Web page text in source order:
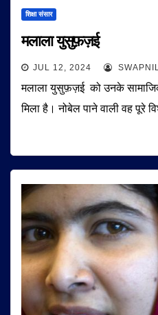
शिक्षा संसार
मलाला युसुफ़ज़ई
JUL 12, 2024
मलाला युसुफ़ज़ई को उनके
मिला है। नोबेल पाने वाली वह पूरे